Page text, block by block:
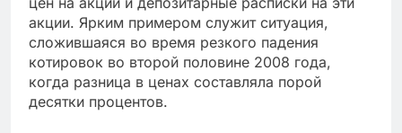
акции. Ярким примером служит ситуация,
сложившаяся во время резкого падения
котировок во второй половине 2008 года,
когда разница в ценах составляла порой
десятки процентов.